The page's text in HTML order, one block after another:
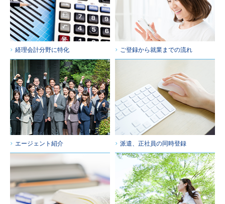
経理会計分野に特化 ご登録から就業までの流れ
エージェント紹介 派遣、正社員の同時登録